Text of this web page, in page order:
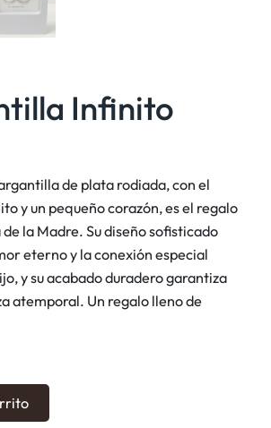
Infinito
de plata rodiada, con el
y un pequeño corazón, es el regalo
la Madre. Su diseño sofisticado
eterno y la conexión especial
y su acabado duradero garantiza
atemporal. Un regalo lleno de